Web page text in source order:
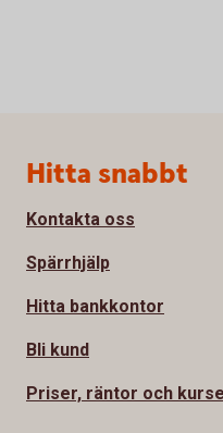
Sidfot
Hitta snabbt
Kontakta oss
Spärrhjälp
Hitta bankkontor
Bli kund
Priser, räntor och